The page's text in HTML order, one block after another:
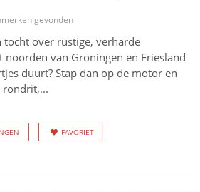
gevonden
over rustige, verharde
noorden van Groningen en Friesland
duurt? Stap dan op de motor en
rondrit,...
FAVORIET